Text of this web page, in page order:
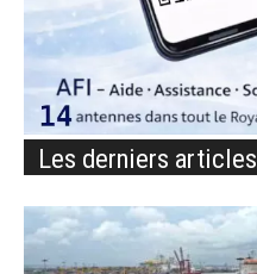
Les derniers articles